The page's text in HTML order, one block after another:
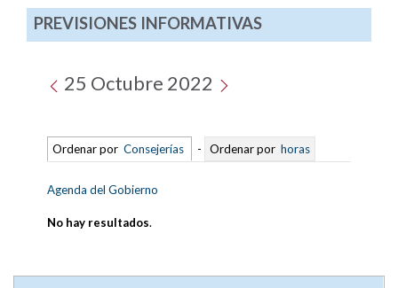
PREVISIONES INFORMATIVAS
25 Octubre 2022
Ordenar por Consejerías - Ordenar por horas
Agenda del Gobierno
No hay resultados.